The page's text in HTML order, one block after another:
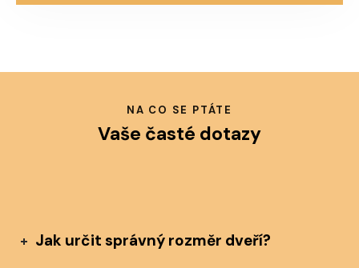
NA CO SE PTÁTE
Vaše časté dotazy
Jak určit správný rozměr dveří?